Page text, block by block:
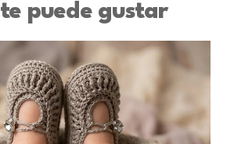
puede gustar